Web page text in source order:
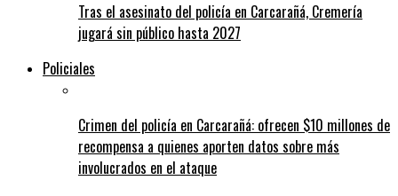
Tras el asesinato del policía en Carcarañá, Cremería
jugará sin público hasta 2027
Policiales
Crimen del policía en Carcarañá: ofrecen $10 millones de
recompensa a quienes aporten datos sobre más
involucrados en el ataque